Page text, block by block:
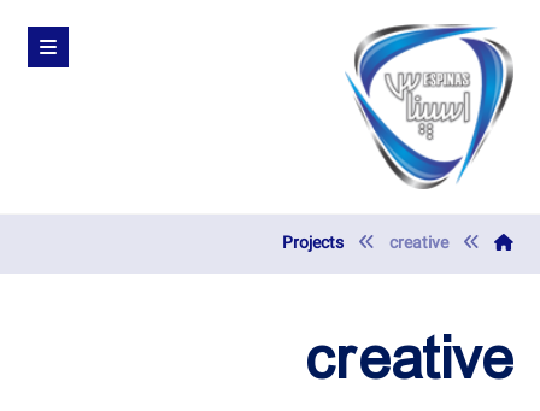
Projects creative
creative